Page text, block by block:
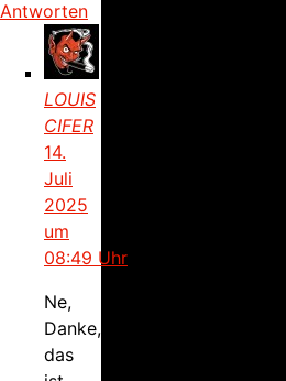
Antworten
LOUIS
CIFER
14.
Juli
2025
um
08:49 Uhr
Ne,
Danke,
das